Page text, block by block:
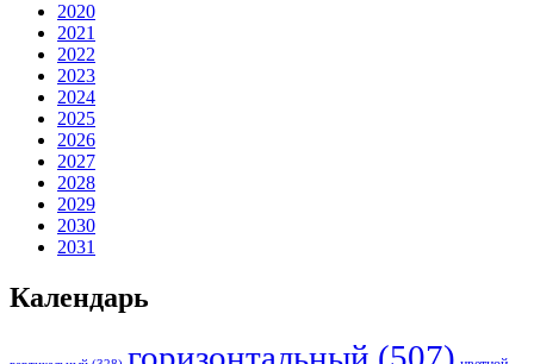
2020
2021
2022
2023
2024
2025
2026
2027
2028
2029
2030
2031
Календарь